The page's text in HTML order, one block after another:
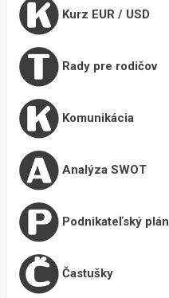
Kurz EUR / USD
Rady pre rodičov
Komunikácia
Analýza SWOT
Podnikateľský plán
Častušky